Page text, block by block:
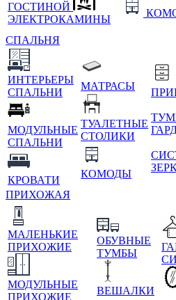
ГОСТИНОЙ
ЭЛЕКТРОКАМИНЫ
СПАЛЬНЯ
ИНТЕРЬЕРЫ
СПАЛЬНИ
МОДУЛЬНЫЕ
СПАЛЬНИ
КРОВАТИ
МАТРАСЫ
ТУАЛЕТНЫЕ
СТОЛИКИ
КОМОДЫ
ПРИХОЖАЯ
МАЛЕНЬКИЕ
ПРИХОЖИЕ
МОДУЛЬНЫЕ
ПРИХОЖИЕ
ОБУВНЫЕ
ТУМБЫ
ВЕШАЛКИ